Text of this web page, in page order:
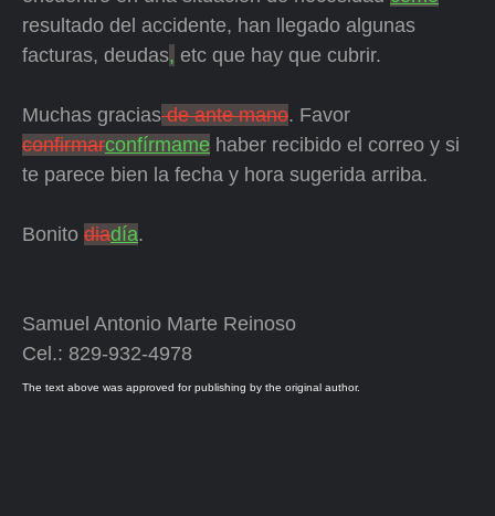
resultado del accidente, han llegado algunas
facturas, deudas, etc que hay que cubrir.
Muchas graciasde ante mano. Favor
confirmarconfírmame haber recibido el correo y si
te parece bien la fecha y hora sugerida arriba.
Bonito diadía.
Samuel Antonio Marte Reinoso
Cel.: 829-932-4978
The text above was approved for publishing by the original author.